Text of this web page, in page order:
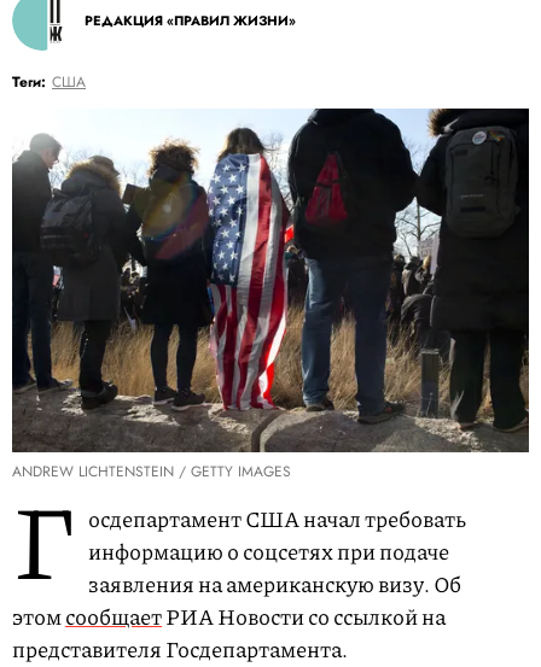
РЕДАКЦИЯ «ПРАВИЛ ЖИЗНИ»
Теги: США
ANDREW LICHTENSTEIN / GETTY IMAGES
Г осдепартамент США начал требовать
информацию о соцсетях при подаче
заявления на американскую визу. Об
этомсообщаетРИА Новости со ссылкой на
представителя Госдепартамента.